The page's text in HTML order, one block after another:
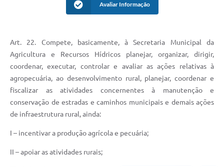
Avaliar Informação
Art. 22. Compete, basicamente, à Secretaria Municipal da
Agricultura e Recursos Hídricos planejar, organizar, dirigir,
coordenar, executar, controlar e avaliar as ações relativas à
agropecuária, ao desenvolvimento rural, planejar, coordenar e
fiscalizar as atividades concernentes à manutenção e
conservação de estradas e caminhos municipais e demais ações
de infraestrutura rural, ainda:
I – incentivar a produção agrícola e pecuária;
II – apoiar as atividades rurais;